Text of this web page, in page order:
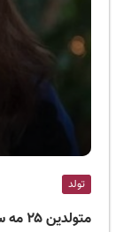
تولد
متولدین ۲۵ مه سینما ، تئاتر و موسیقی؛ اسمه بیانکو